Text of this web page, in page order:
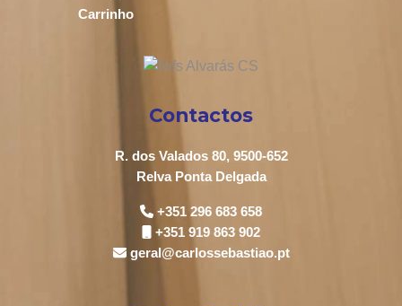
Carrinho
Contactos
R. dos Valados 80, 9500-652
Relva Ponta Delgada
+351 296 683 658
+351 919 863 902
geral@carlossebastiao.pt